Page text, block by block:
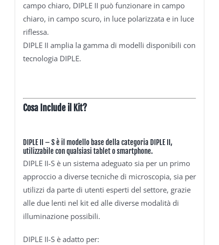
campo chiaro, DIPLE II può funzionare in campo
chiaro, in campo scuro, in luce polarizzata e in luce
riflessa.
DIPLE II amplia la gamma di modelli disponibili con
tecnologia DIPLE.
Cosa Include il Kit?
DIPLE II – S è il modello base della categoria DIPLE II,
utilizzabile con qualsiasi tablet o smartphone.
DIPLE II-S è un sistema adeguato sia per un primo
approccio a diverse tecniche di microscopia, sia per
utilizzi da parte di utenti esperti del settore, grazie
alle due lenti nel kit ed alle diverse modalità di
illuminazione possibili.
DIPLE II-S è adatto per: